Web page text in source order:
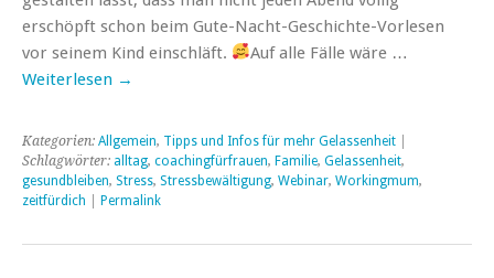
erschöpft schon beim Gute-Nacht-Geschichte-Vorlesen
vor seinem Kind einschläft.
Auf alle Fälle wäre …
Weiterlesen →
Kategorien: Allgemein, Tipps und Infos für mehr Gelassenheit
Schlagwörter: alltag, coachingfürfrauen, Familie, Gelassenheit,
gesundbleiben, Stress, Stressbewältigung, Webinar, Workingmum,
zeitfürdich
Permalink